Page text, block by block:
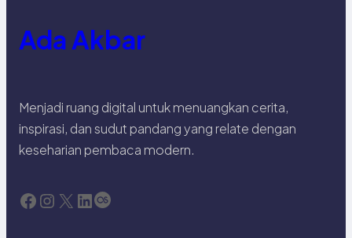
Ada Akbar
Menjadi ruang digital untuk menuangkan cerita,
inspirasi, dan sudut pandang yang relate dengan
keseharian pembaca modern.
Facebook Instagram X LinkedIn Last.fm